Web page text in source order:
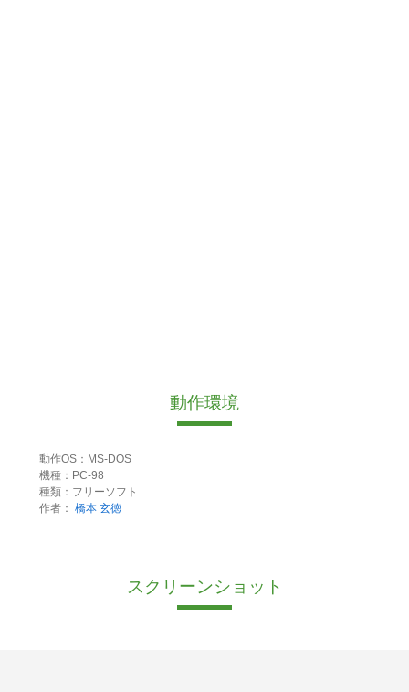
動作環境
動作OS：MS-DOS
機種：PC-98
種類：フリーソフト
作者： 橋本 玄徳
スクリーンショット